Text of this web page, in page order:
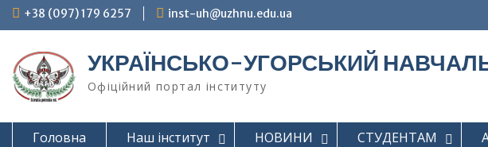
Skip +38 (097) 179 6257 inst-uh@uzhnu.edu.ua
УКРАЇНСЬКО-УГОРСЬКИЙ
Офіційний портал інституту
Головна Наш інститут НОВИНИ СТУДЕНТАМ